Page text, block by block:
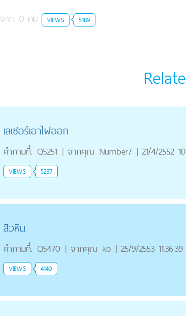
จาก: 0 คน VIEWS 5189
เลเซอร์เอาไฝออก
คำถามที่: Q5251 | จากคุณ Number7 | 21/4/2552
VIEWS 5237
สิวหิน
คำถามที่: Q5470 | จากคุณ ko | 25/9/2553 11:36:39
VIEWS 4140